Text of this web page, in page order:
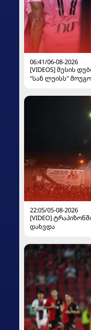
06:41/06-08-2026
[VIDEOS] მესის
"სან ლუისს" მოუგო
22:05/05-08-2026
[VIDEO]
დახვდა